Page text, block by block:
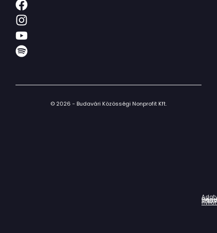
© 2026 - Budavári Közösségi Nonprofit Kft.